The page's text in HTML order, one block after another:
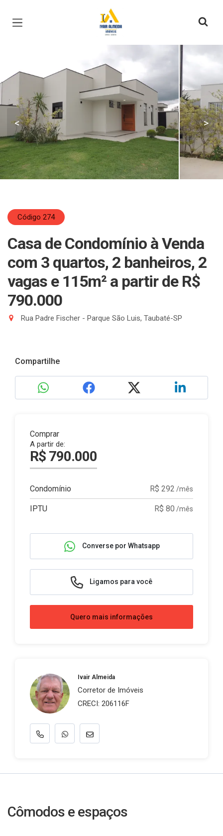
Página inicial
< >
Código 274
Casa de Condomínio à Venda
com 3 quartos, 2 banheiros, 2
vagas e 115m² a partir de R$
790.000
Rua Padre Fischer - Parque São Luis, Taubaté-SP
Compartilhe
Comprar
A partir de:
R$ 790.000
Condomínio R$ 292 /mês
IPTU R$ 80 /mês
Converse por Whatsapp
Ligamos para você
Quero mais informações
Ivair Almeida
Corretor de Imóveis
CRECI: 206116F
Cômodos e espaços